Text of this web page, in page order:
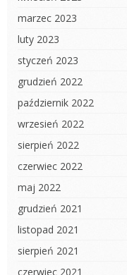
marzec 2023
luty 2023
styczeń 2023
grudzień 2022
październik 2022
wrzesień 2022
sierpień 2022
czerwiec 2022
maj 2022
grudzień 2021
listopad 2021
sierpień 2021
czerwiec 2021